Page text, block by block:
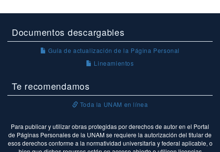
Documentos descargables
Guía de actualización de la Página Personal
Lineamientos
Te recomendamos
Toda la UNAM en línea
Para publicar y utilizar obras protegidas por derechos de autor en el Portal
de Páginas Personales de la UNAM se requiere la autorización del titular de
esos derechos conforme a la normatividad universitaria y federal aplicable, o